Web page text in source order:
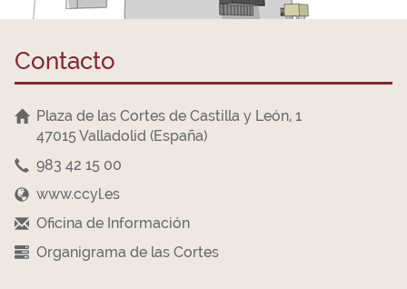
Contacto
Plaza de las Cortes de Castilla y León, 1
47015 Valladolid (España)
983 42 15 00
www.ccyl.es
Oficina de Información
Organigrama de las Cortes